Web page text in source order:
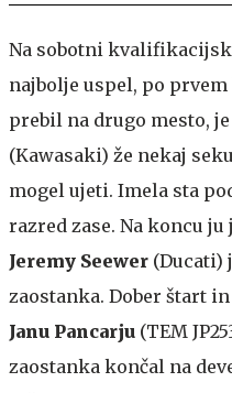
Na sobotni
najbolje uspel, po
prebil na drugo mesto,
(Kawasaki) že nekaj
mogel ujeti. Imela sta
razred zase. Na koncu
Jeremy Seewer (Ducati)
zaostanka. Dober štart
Janu Pancarju (TEM
zaostanka končal na